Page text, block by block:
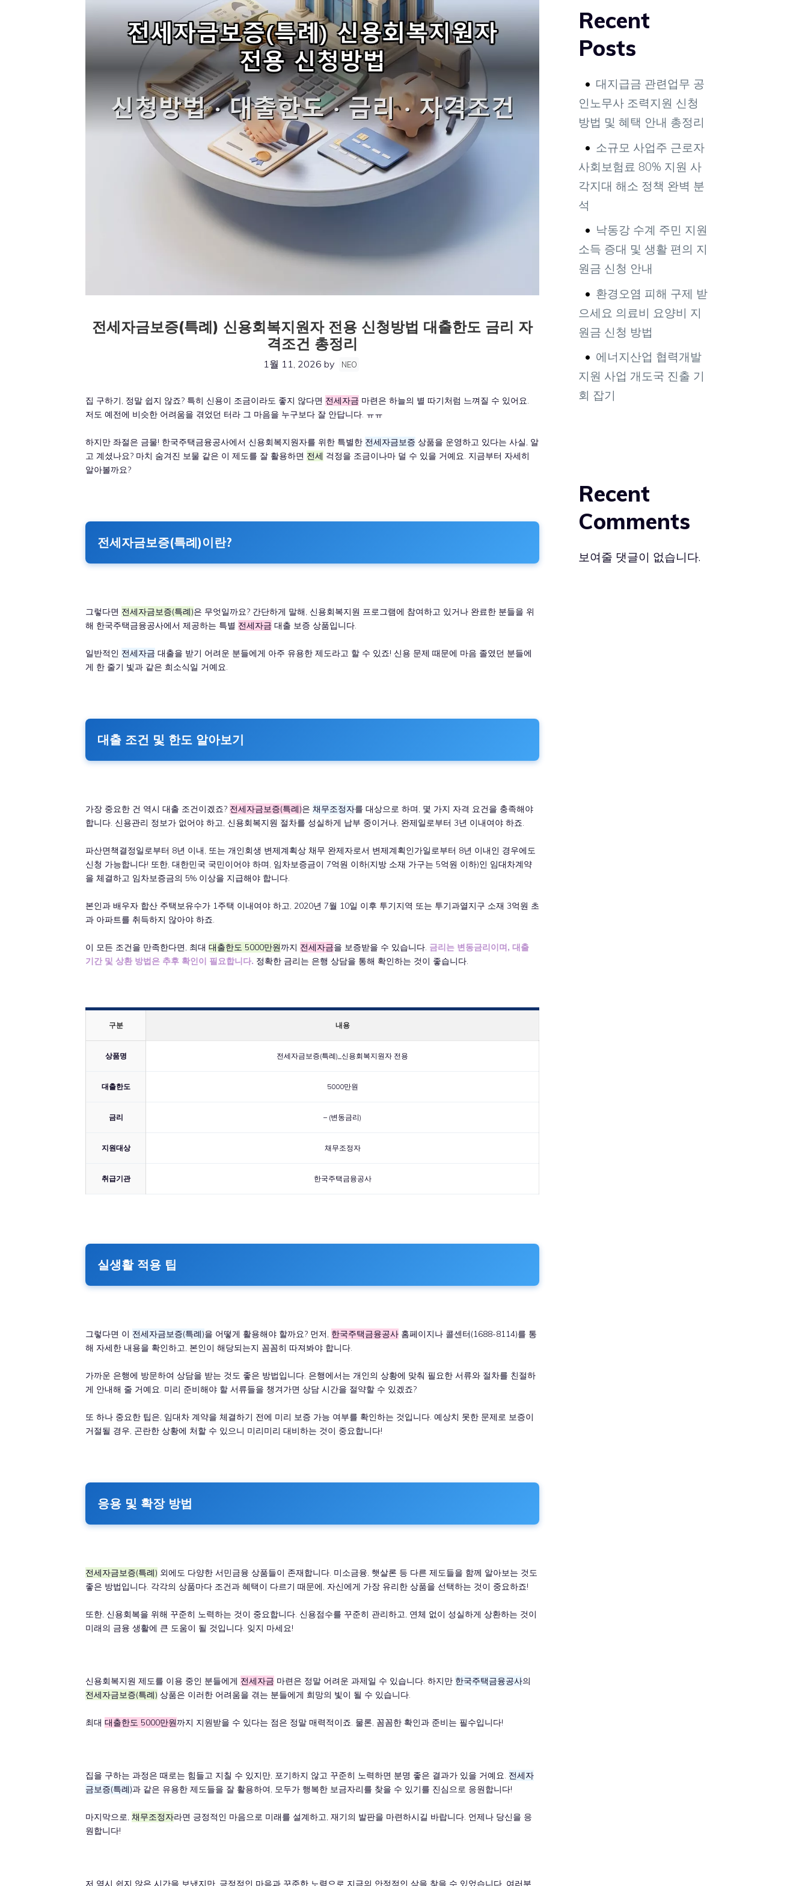
전세자금보증(특례) 신용회복지원자 전용 신청방법 대출한도 금리 자
격조건 총정리
1월 11, 2026 by NEO
집 구하기, 정말 쉽지 않죠? 특히 신용이 조금이라도 좋지 않다면 전세자금 마련은 하늘의 별 따기처럼 느껴질 수 있어요.
저도 예전에 비슷한 어려움을 겪었던 터라 그 마음을 누구보다 잘 안답니다. ㅠㅠ
하지만 좌절은 금물! 한국주택금융공사에서 신용회복지원자를 위한 특별한 전세자금보증 상품을 운영하고 있다는 사실, 알
고 계셨나요? 마치 숨겨진 보물 같은 이 제도를 잘 활용하면 전세 걱정을 조금이나마 덜 수 있을 거예요. 지금부터 자세히
알아볼까요?
전세자금보증(특례)이란?
그렇다면 전세자금보증(특례)은 무엇일까요? 간단하게 말해, 신용회복지원 프로그램에 참여하고 있거나 완료한 분들을 위
해 한국주택금융공사에서 제공하는 특별 전세자금 대출 보증 상품입니다.
일반적인 전세자금 대출을 받기 어려운 분들에게 아주 유용한 제도라고 할 수 있죠! 신용 문제 때문에 마음 졸였던 분들에
게 한 줄기 빛과 같은 희소식일 거예요.
대출 조건 및 한도 알아보기
가장 중요한 건 역시 대출 조건이겠죠? 전세자금보증(특례)은 채무조정자를 대상으로 하며, 몇 가지 자격 요건을 충족해야
합니다. 신용관리 정보가 없어야 하고, 신용회복지원 절차를 성실하게 납부 중이거나, 완제일로부터 3년 이내여야 하죠.
파산면책결정일로부터 8년 이내, 또는 개인회생 변제계획상 채무 완제자로서 변제계획인가일로부터 8년 이내인 경우에도
신청 가능합니다! 또한, 대한민국 국민이어야 하며, 임차보증금이 7억원 이하(지방 소재 가구는 5억원 이하)인 임대차계약
을 체결하고 임차보증금의 5% 이상을 지급해야 합니다.
본인과 배우자 합산 주택보유수가 1주택 이내여야 하고, 2020년 7월 10일 이후 투기지역 또는 투기과열지구 소재 3억원 초
과 아파트를 취득하지 않아야 하죠.
이 모든 조건을 만족한다면, 최대 대출한도 5000만원까지 전세자금을 보증받을 수 있습니다. 금리는 변동금리이며, 대출
기간 및 상환 방법은 추후 확인이 필요합니다. 정확한 금리는 은행 상담을 통해 확인하는 것이 좋습니다.
구분 내용
상품명 전세자금보증(특례)_신용회복지원자 전용
대출한도 5000만원
금리 – (변동금리)
지원대상 채무조정자
취급기관 한국주택금융공사
실생활 적용 팁
그렇다면 이 전세자금보증(특례)을 어떻게 활용해야 할까요? 먼저, 한국주택금융공사 홈페이지나 콜센터(1688-8114)를 통
해 자세한 내용을 확인하고, 본인이 해당되는지 꼼꼼히 따져봐야 합니다.
가까운 은행에 방문하여 상담을 받는 것도 좋은 방법입니다. 은행에서는 개인의 상황에 맞춰 필요한 서류와 절차를 친절하
게 안내해 줄 거예요. 미리 준비해야 할 서류들을 챙겨가면 상담 시간을 절약할 수 있겠죠?
또 하나 중요한 팁은, 임대차 계약을 체결하기 전에 미리 보증 가능 여부를 확인하는 것입니다. 예상치 못한 문제로 보증이
거절될 경우, 곤란한 상황에 처할 수 있으니 미리미리 대비하는 것이 중요합니다!
응용 및 확장 방법
전세자금보증(특례) 외에도 다양한 서민금융 상품들이 존재합니다. 미소금융, 햇살론 등 다른 제도들을 함께 알아보는 것도
좋은 방법입니다. 각각의 상품마다 조건과 혜택이 다르기 때문에, 자신에게 가장 유리한 상품을 선택하는 것이 중요하죠!
또한, 신용회복을 위해 꾸준히 노력하는 것이 중요합니다. 신용점수를 꾸준히 관리하고, 연체 없이 성실하게 상환하는 것이
미래의 금융 생활에 큰 도움이 될 것입니다. 잊지 마세요!
신용회복지원 제도를 이용 중인 분들에게 전세자금 마련은 정말 어려운 과제일 수 있습니다. 하지만 한국주택금융공사의
전세자금보증(특례) 상품은 이러한 어려움을 겪는 분들에게 희망의 빛이 될 수 있습니다.
최대 대출한도 5000만원까지 지원받을 수 있다는 점은 정말 매력적이죠. 물론, 꼼꼼한 확인과 준비는 필수입니다!
집을 구하는 과정은 때로는 힘들고 지칠 수 있지만, 포기하지 않고 꾸준히 노력하면 분명 좋은 결과가 있을 거예요. 전세자
금보증(특례)과 같은 유용한 제도들을 잘 활용하여, 모두가 행복한 보금자리를 찾을 수 있기를 진심으로 응원합니다!
마지막으로, 채무조정자라면 긍정적인 마음으로 미래를 설계하고, 재기의 발판을 마련하시길 바랍니다. 언제나 당신을 응
원합니다!
저 역시 쉽지 않은 시간을 보냈지만, 긍정적인 마음과 꾸준한 노력으로 지금의 안정적인 삶을 찾을 수 있었습니다. 여러분
Recent
Posts
대지급금 관련업무 공
인노무사 조력지원 신청
방법 및 혜택 안내 총정리
소규모 사업주 근로자
사회보험료 80% 지원 사
각지대 해소 정책 완벽 분
석
낙동강 수계 주민 지원
소득 증대 및 생활 편의 지
원금 신청 안내
환경오염 피해 구제 받
으세요 의료비 요양비 지
원금 신청 방법
에너지산업 협력개발
지원 사업 개도국 진출 기
회 잡기
Recent
Comments
보여줄 댓글이 없습니다.